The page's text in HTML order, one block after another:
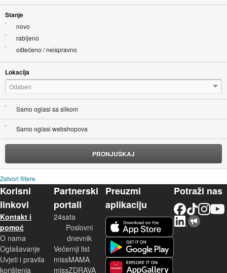
Stanje
novo
rabljeno
oštećeno / neispravno
Lokacija
Odaberi
Samo oglasi sa slikom
Samo oglasi webshopova
PRONJUŠKAJ
Zatvori filtere
Korisni
linkovi
Kontakt i
pomoć
O nama
Oglašavanje
Uvjeti i pravila
korištenja
Partnerski
portali
24sata
Poslovni
dnevnik
Večernji list
missMAMA
missZDRAVA
Preuzmi
aplikaciju
Potraži nas